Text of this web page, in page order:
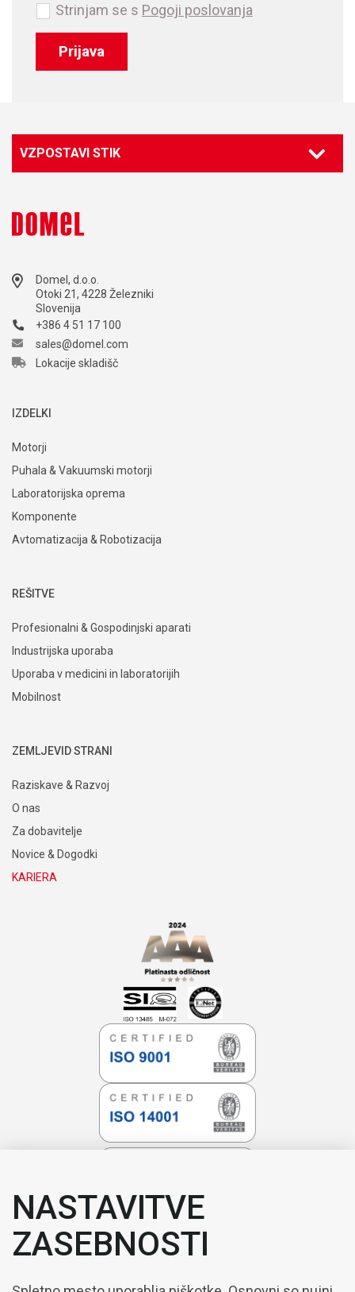
Prijava
Strinjam se s Pogoji poslovanja
VZPOSTAVI STIK
Domel, d.o.o.
Otoki 21, 4228 Železniki
Slovenija
+386 4 51 17 100
sales@domel.com
Lokacije skladišč
IZDELKI
Motorji
Puhala & Vakuumski motorji
Laboratorijska oprema
Komponente
Avtomatizacija & Robotizacija
REŠITVE
Profesionalni & Gospodinjski aparati
Industrijska uporaba
Uporaba v medicini in laboratorijih
Mobilnost
ZEMLJEVID STRANI
Raziskave & Razvoj
O nas
Za dobavitelje
Novice & Dogodki
KARIERA
NASTAVITVE
ZASEBNOSTI